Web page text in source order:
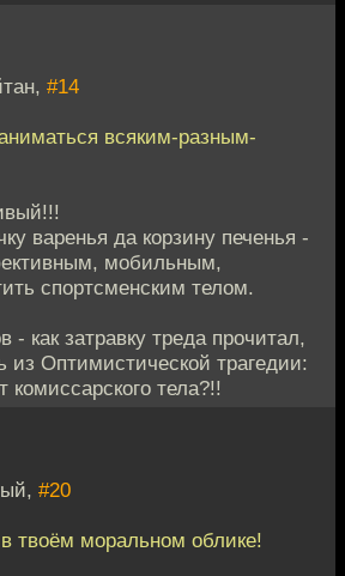
#14
всяким-разным-
варенья да корзину печенья -
мобильным,
спортсменским телом.
- как затравку треда прочитал,
из Оптимистической трагедии:
тела?!!
#20
твоём моральном облике!